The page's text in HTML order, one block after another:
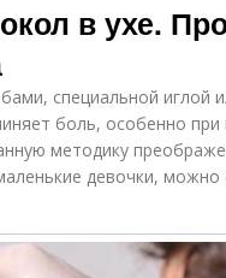
в ухе.
специальной иглой
боль, особенно
методику
девочки, можно